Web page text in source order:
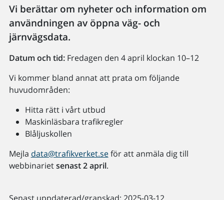
Vi berättar om nyheter och information om
användningen av öppna väg- och
järnvägsdata.
Datum och tid:Fredagen den 4 april klockan 10–12
Vi kommer bland annat att prata om följande
huvudområden:
Hitta rätt i vårt utbud
Maskinläsbara trafikregler
Blåljuskollen
Mejla data@trafikverket.seför att anmäla dig till
webbinarietsenast 2 april.